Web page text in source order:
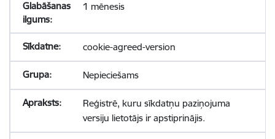
1 mēnesis
cookie-agreed-version
Nepieciešams
Reģistrē, kuru sīkdatņu paziņojuma
versiju lietotājs ir apstiprinājis.